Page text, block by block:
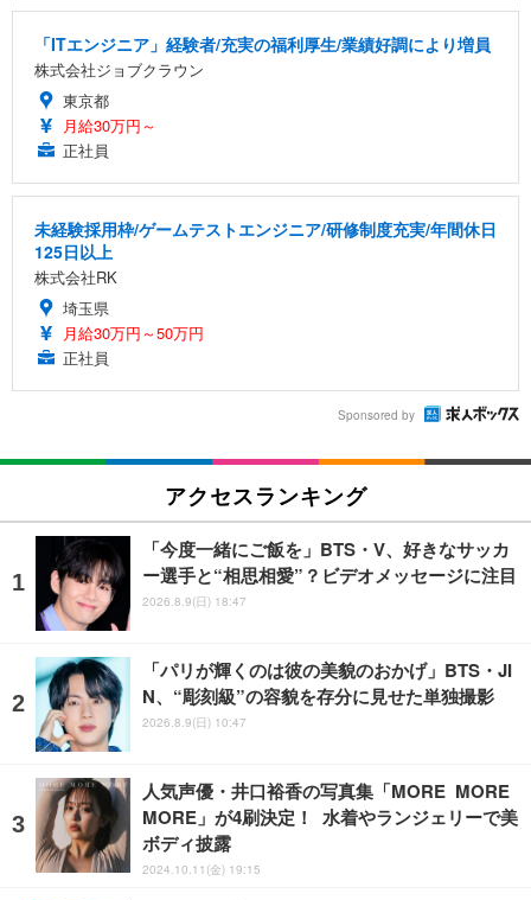
「ITエンジニア」経験者/充実の福利厚生/業績好調により増員
株式会社ジョブクラウン
東京都
月給30万円～
正社員
未経験採用枠/ゲームテストエンジニア/研修制度充実/年間休日
125日以上
株式会社RK
埼玉県
月給30万円～50万円
正社員
Sponsored by
アクセスランキング
「今度一緒にご飯を」BTS・V、好きなサッカ
ー選手と“相思相愛”？ビデオメッセージに注目
2026.8.9(日) 18:47
「パリが輝くのは彼の美貌のおかげ」BTS・JI
N、“彫刻級”の容貌を存分に見せた単独撮影
2026.8.9(日) 10:47
人気声優・井口裕香の写真集「MORE MORE
MORE」が4刷決定！ 水着やランジェリーで美
ボディ披露
2024.10.11(金) 19:15